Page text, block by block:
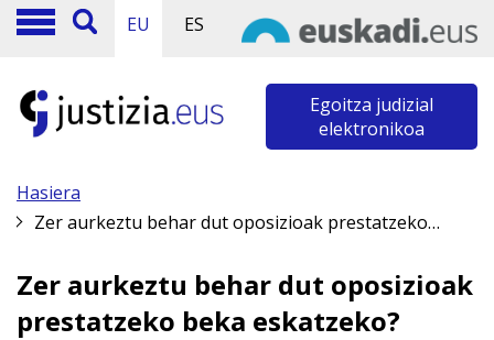
EU ES
Egoitza judizial
elektronikoa
Hasiera
Zer aurkeztu behar dut oposizioak prestatzeko beka eskatzeko?
Zer aurkeztu behar dut oposizioak
prestatzeko beka eskatzeko?